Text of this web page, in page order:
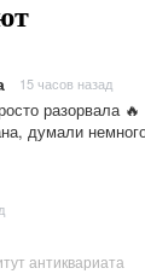
15 часов назад
разорвала
думали
антиквариата